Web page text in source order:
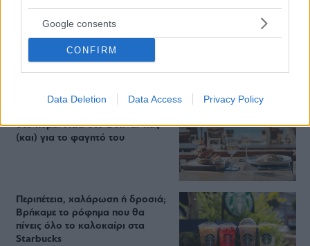
Google consents
CONFIRM
Data Deletion Data Access Privacy Policy
Staks: Πώς μια cool καντίνα προσγειώθηκε (και
στο κύμα: Γιατί στο Bolivar πας
(και) για το φαγητό του
Περιπέτεια, χαλάρωση ή δροσιά;
Βρήκαμε το ρόφημα που θα
πίνεις όλο το καλοκαίρι στα
Starbucks